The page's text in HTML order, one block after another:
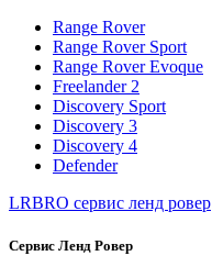
Range Rover
Range Rover Sport
Range Rover Evoque
Freelander 2
Discovery Sport
Discovery 3
Discovery 4
Defender
LRBRO сервис ленд ровер
Сервис Ленд Ровер